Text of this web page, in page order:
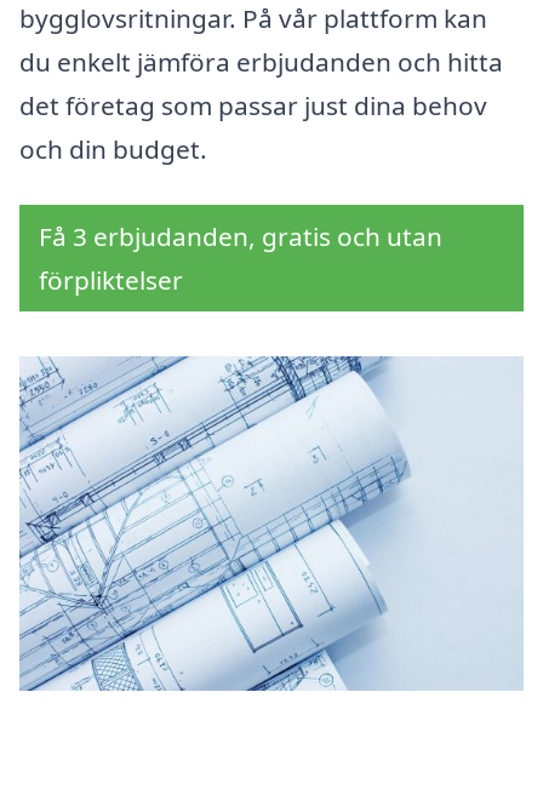
bygglovsritningar. På vår plattform kan
du enkelt jämföra erbjudanden och hitta
det företag som passar just dina behov
och din budget.
Få 3 erbjudanden, gratis och utan
förpliktelser